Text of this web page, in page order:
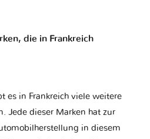
die in Frankreich
es in Frankreich viele weitere
Jede dieser Marken hat zur
in diesem